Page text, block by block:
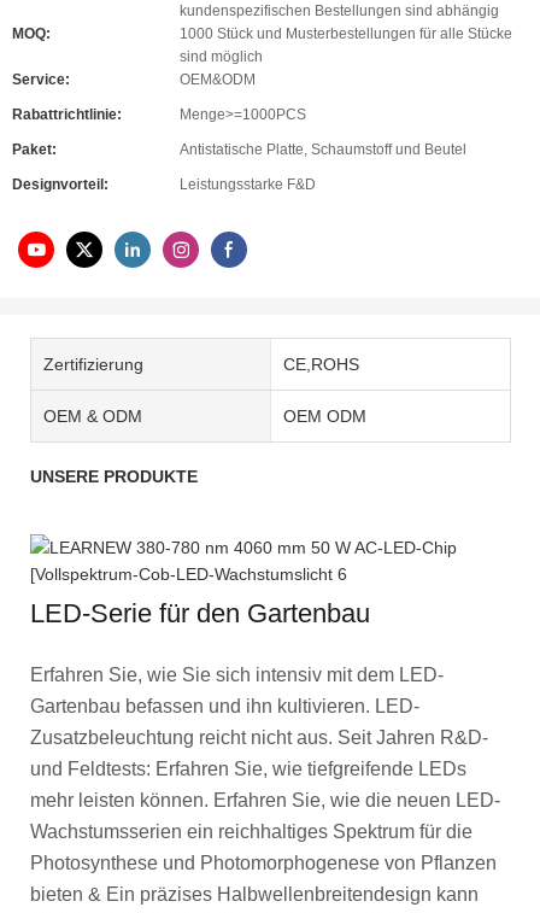
kundenspezifischen Bestellungen sind abhängig
MOQ:
1000 Stück und Musterbestellungen für alle Stücke
sind möglich
Service:
OEM&ODM
Rabattrichtlinie: Menge>=1000PCS
Paket: Antistatische Platte, Schaumstoff und Beutel
Designvorteil: Leistungsstarke F&D
Zertifizierung CE,ROHS
OEM & ODM OEM ODM
UNSERE PRODUKTE
LED-Serie für den Gartenbau
Erfahren Sie, wie Sie sich intensiv mit dem LED-
Gartenbau befassen und ihn kultivieren. LED-
Zusatzbeleuchtung reicht nicht aus. Seit Jahren R&D-
und Feldtests: Erfahren Sie, wie tiefgreifende LEDs
mehr leisten können. Erfahren Sie, wie die neuen LED-
Wachstumsserien ein reichhaltiges Spektrum für die
Photosynthese und Photomorphogenese von Pflanzen
bieten & Ein präzises Halbwellenbreitendesign kann